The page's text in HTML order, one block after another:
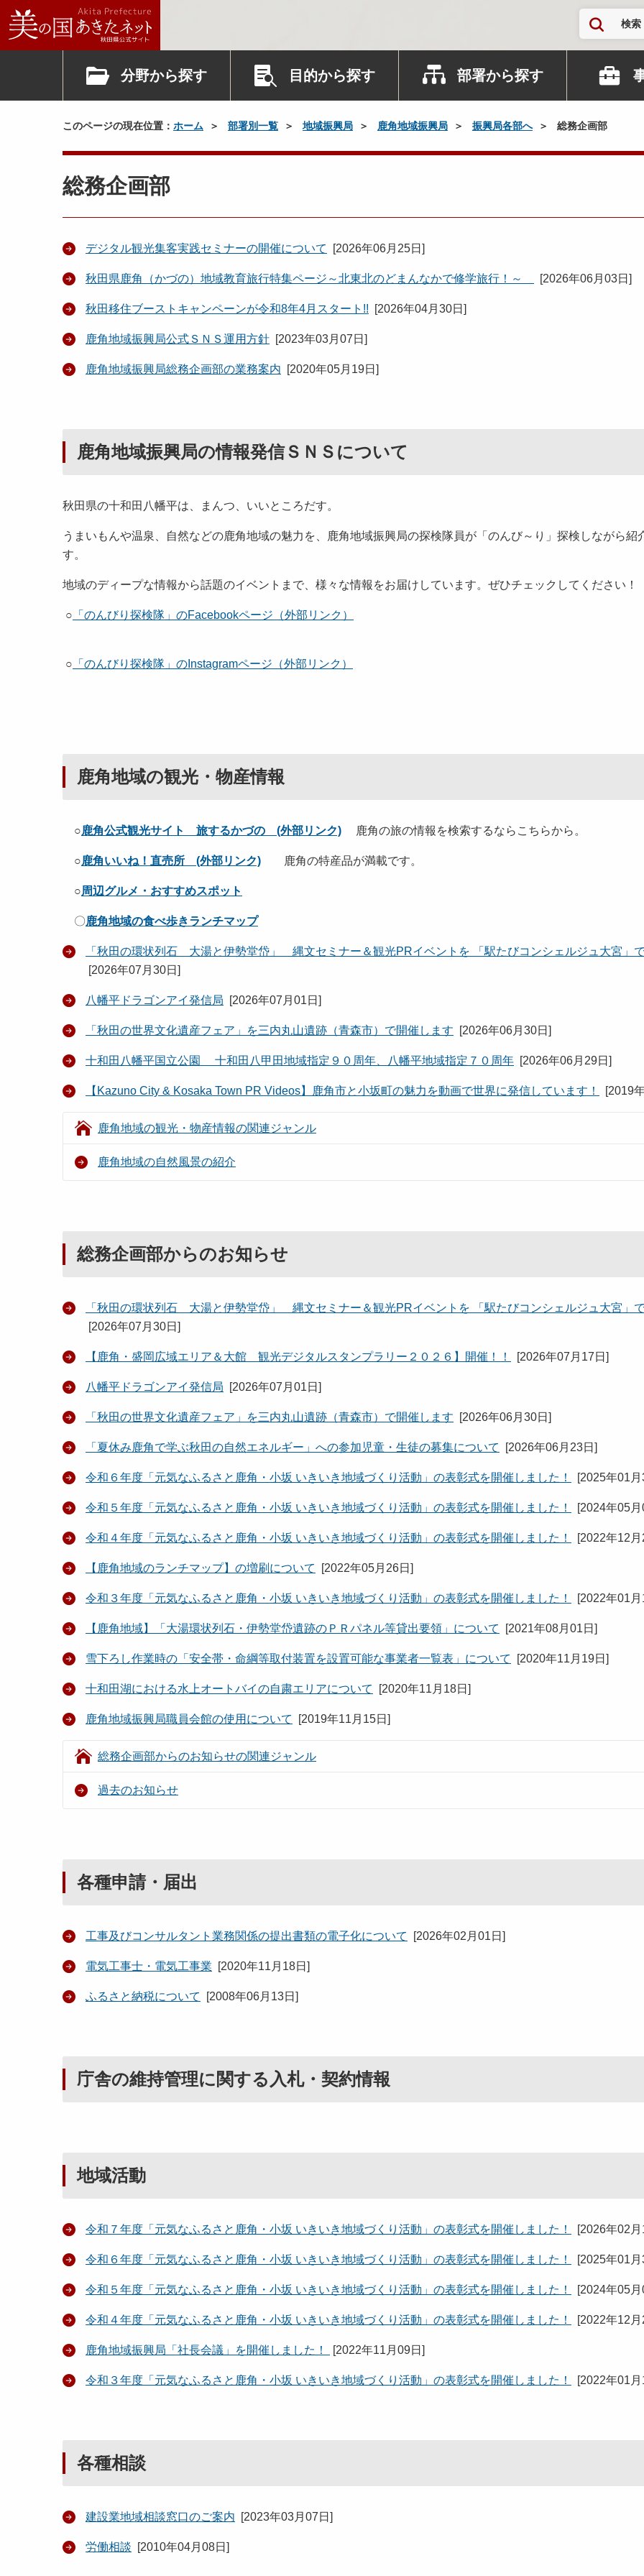
検索
分野から探す 目的から探す 部署から探す
このページの現在位置： ホーム 部署別一覧 地域振興局 鹿角地域振興局 振興局各部へ 総務企画部
総務企画部
デジタル観光集客実践セミナーの開催について [2026年06月25日 ]
秋田県鹿角（かづの）地域教育旅行特集ページ～北東北のどまんなかで修学旅行！～ [2026年06月03日 ]
秋田移住ブーストキャンペーンが令和8年4月スタート!! [2026年04月30日 ]
鹿角地域振興局公式ＳＮＳ運用方針 [2023年03月07日 ]
鹿角地域振興局総務企画部の業務案内 [2020年05月19日 ]
鹿角地域振興局の情報発信ＳＮＳについて
秋田県の十和田八幡平は、まんつ、いいところだす。
うまいもんや温泉、自然などの鹿角地域の魅力を、鹿角地域振興局の探検隊員が「のんび～り」探検しながら紹
す。
地域のディープな情報から話題のイベントまで、様々な情報をお届けしています。ぜひチェックしてください！
○ 「のんびり探検隊」のFacebookページ（外部リンク）
○ 「のんびり探検隊」のInstagramページ（外部リンク）
鹿角地域の観光・物産情報
○鹿角公式観光サイト 旅するかづの (外部リンク) 鹿角の旅の情報を検索するならこちらから。
○鹿角いいね！直売所 (外部リンク) 鹿角の特産品が満載です。
○周辺グルメ・おすすめスポット
〇鹿角地域の食べ歩きランチマップ
「秋田の環状列石 大湯と伊勢堂岱」 縄文セミナー＆観光PRイベントを 「駅たびコンシェルジュ大宮」
[2026年07月30日 ]
八幡平ドラゴンアイ発信局 [2026年07月01日 ]
「秋田の世界文化遺産フェア」を三内丸山遺跡（青森市）で開催します [2026年06月30日 ]
十和田八幡平国立公園 十和田八甲田地域指定９０周年、八幡平地域指定７０周年 [2026年06月29日 ]
【Kazuno City & Kosaka Town PR Videos】鹿角市と小坂町の魅力を動画で世界に発信しています！ [2019
鹿角地域の観光・物産情報の関連ジャンル
鹿角地域の自然風景の紹介
総務企画部からのお知らせ
「秋田の環状列石 大湯と伊勢堂岱」 縄文セミナー＆観光PRイベントを 「駅たびコンシェルジュ大宮」
[2026年07月30日 ]
【鹿角・盛岡広域エリア＆大館 観光デジタルスタンプラリー２０２６】開催！！ [2026年07月17日 ]
八幡平ドラゴンアイ発信局 [2026年07月01日 ]
「秋田の世界文化遺産フェア」を三内丸山遺跡（青森市）で開催します [2026年06月30日 ]
「夏休み鹿角で学ぶ秋田の自然エネルギー」への参加児童・生徒の募集について [2026年06月23日 ]
令和６年度「元気なふるさと鹿角・小坂 いきいき地域づくり活動」の表彰式を開催しました！ [2025年01月
令和５年度「元気なふるさと鹿角・小坂 いきいき地域づくり活動」の表彰式を開催しました！ [2024年05月
令和４年度「元気なふるさと鹿角・小坂 いきいき地域づくり活動」の表彰式を開催しました！ [2022年12月
【鹿角地域のランチマップ】の増刷について [2022年05月26日 ]
令和３年度「元気なふるさと鹿角・小坂 いきいき地域づくり活動」の表彰式を開催しました！ [2022年01月
【鹿角地域】「大湯環状列石・伊勢堂岱遺跡のＰＲパネル等貸出要領」について [2021年08月01日 ]
雪下ろし作業時の「安全帯・命綱等取付装置を設置可能な事業者一覧表」について [2020年11月19日 ]
十和田湖における水上オートバイの自粛エリアについて [2020年11月18日 ]
鹿角地域振興局職員会館の使用について [2019年11月15日 ]
総務企画部からのお知らせの関連ジャンル
過去のお知らせ
各種申請・届出
工事及びコンサルタント業務関係の提出書類の電子化について [2026年02月01日 ]
電気工事士・電気工事業 [2020年11月18日 ]
ふるさと納税について [2008年06月13日 ]
庁舎の維持管理に関する入札・契約情報
地域活動
令和７年度「元気なふるさと鹿角・小坂 いきいき地域づくり活動」の表彰式を開催しました！ [2026年02月
令和６年度「元気なふるさと鹿角・小坂 いきいき地域づくり活動」の表彰式を開催しました！ [2025年01月
令和５年度「元気なふるさと鹿角・小坂 いきいき地域づくり活動」の表彰式を開催しました！ [2024年05月
令和４年度「元気なふるさと鹿角・小坂 いきいき地域づくり活動」の表彰式を開催しました！ [2022年12月
鹿角地域振興局「社長会議」を開催しました！ [2022年11月09日 ]
令和３年度「元気なふるさと鹿角・小坂 いきいき地域づくり活動」の表彰式を開催しました！ [2022年01月
各種相談
建設業地域相談窓口のご案内 [2023年03月07日 ]
労働相談 [2010年04月08日 ]